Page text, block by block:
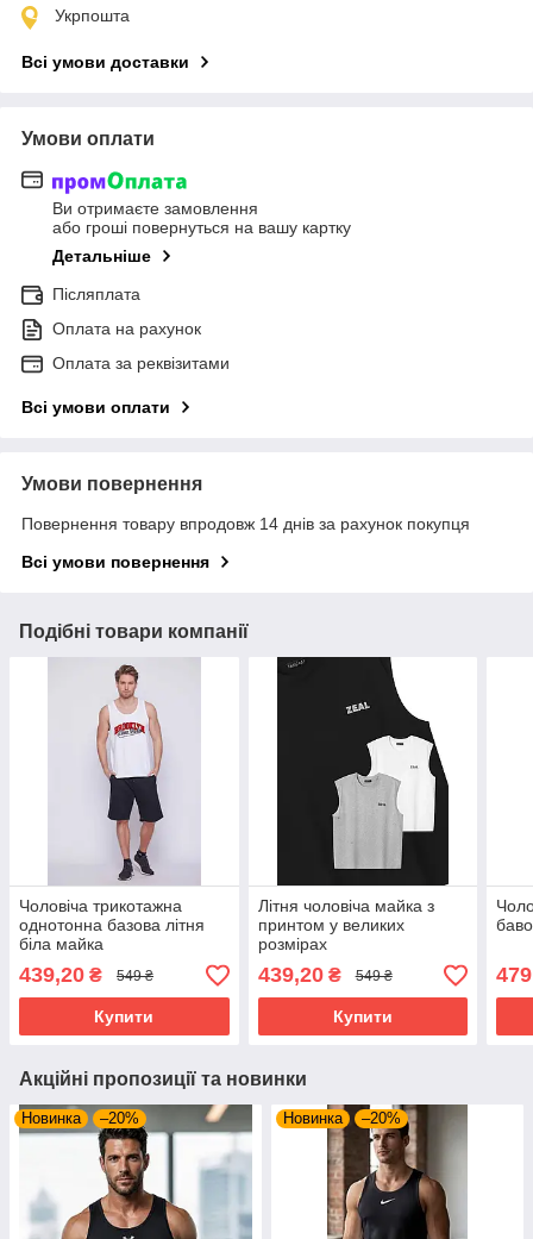
Укрпошта
Всі умови доставки
Умови оплати
Ви отримаєте замовлення
або гроші повернуться на вашу картку
Детальніше
Післяплата
Оплата на рахунок
Оплата за реквізитами
Всі умови оплати
Умови повернення
Повернення товару впродовж 14 днів за рахунок покупця
Всі умови повернення
Подібні товари компанії
Чоловіча трикотажна
однотонна базова літня
біла майка
439,20 ₴ 549 ₴
Купити
Літня чоловіча майка з
принтом у великих
розмірах
439,20₴ 549 ₴
Купити
Акційні пропозиції та новинки
Новинка –20% Новинка –20%